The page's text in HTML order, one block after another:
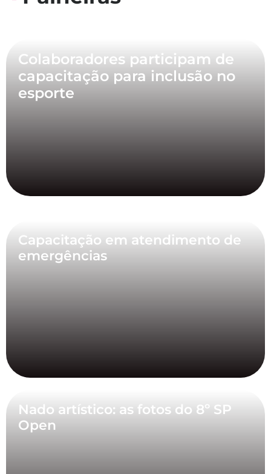
Colaboradores participam de
capacitação para inclusão no
esporte
Capacitação em atendimento de
emergências
Nado artístico: as fotos do 8º SP
Open